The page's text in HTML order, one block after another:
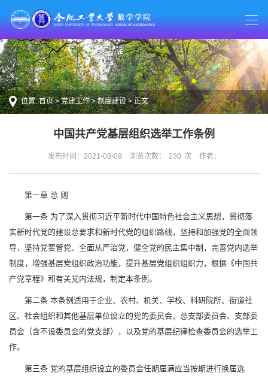
位置:首页>党建工作>制度建设> 正文
中国共产党基层组织选举工作条例
发布时间：2021-08-09 浏览次数： 230 次 作者：
第一章 总 则
第一条 为了深入贯彻习近平新时代中国特色社会主义思想，贯彻落
实新时代党的建设总要求和新时代党的组织路线，坚持和加强党的全面领
导，坚持党要管党、全面从严治党，健全党的民主集中制，完善党内选举
制度，增强基层党组织政治功能，提升基层党组织组织力，根据《中国共
产党章程》和有关党内法规，制定本条例。
第二条 本条例适用于企业、农村、机关、学校、科研院所、街道社
区、社会组织和其他基层单位设立的党的委员会、总支部委员会、支部委
员会（含不设委员会的党支部），以及党的基层纪律检查委员会的选举工
作。
第三条 党的基层组织设立的委员会任期届满应当按期进行换届选